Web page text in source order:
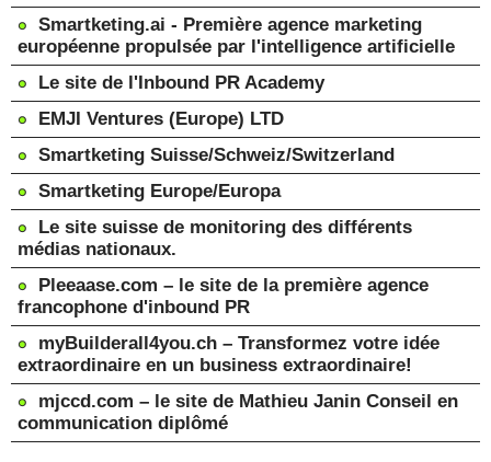
Smartketing.ai - Première agence marketing
européenne propulsée par l'intelligence artificielle
Le site de l'Inbound PR Academy
EMJI Ventures (Europe) LTD
Smartketing Suisse/Schweiz/Switzerland
Smartketing Europe/Europa
Le site suisse de monitoring des différents
médias nationaux.
Pleeaase.com – le site de la première agence
francophone d'inbound PR
myBuilderall4you.ch – Transformez votre idée
extraordinaire en un business extraordinaire!
mjccd.com – le site de Mathieu Janin Conseil en
communication diplômé